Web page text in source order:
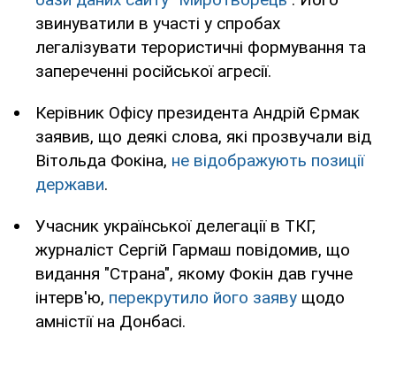
звинуватили в участі у спробах
легалізувати терористичні формування та
запереченні російської агресії.
Керівник Офісу президента Андрій Єрмак
заявив, що деякі слова, які прозвучали від
Вітольда Фокіна, не відображують позиції
держави.
Учасник української делегації в ТКГ,
журналіст Сергій Гармаш повідомив, що
видання "Страна", якому Фокін дав гучне
інтерв'ю, перекрутило його заяву щодо
амністії на Донбасі.